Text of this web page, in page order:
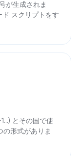
が生成されま
スクリプトをす
とその国で使
の形式がありま